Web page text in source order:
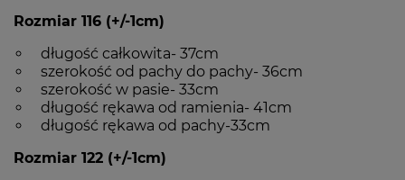
Rozmiar 116 (+/-1cm)
długość całkowita- 37cm
szerokość od pachy do pachy- 36cm
szerokość w pasie- 33cm
długość rękawa od ramienia- 41cm
długość rękawa od pachy-33cm
Rozmiar 122 (+/-1cm)